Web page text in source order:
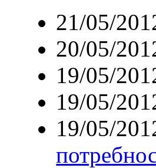
21/05/
20/05/
19/05/
19/05/
19/05/